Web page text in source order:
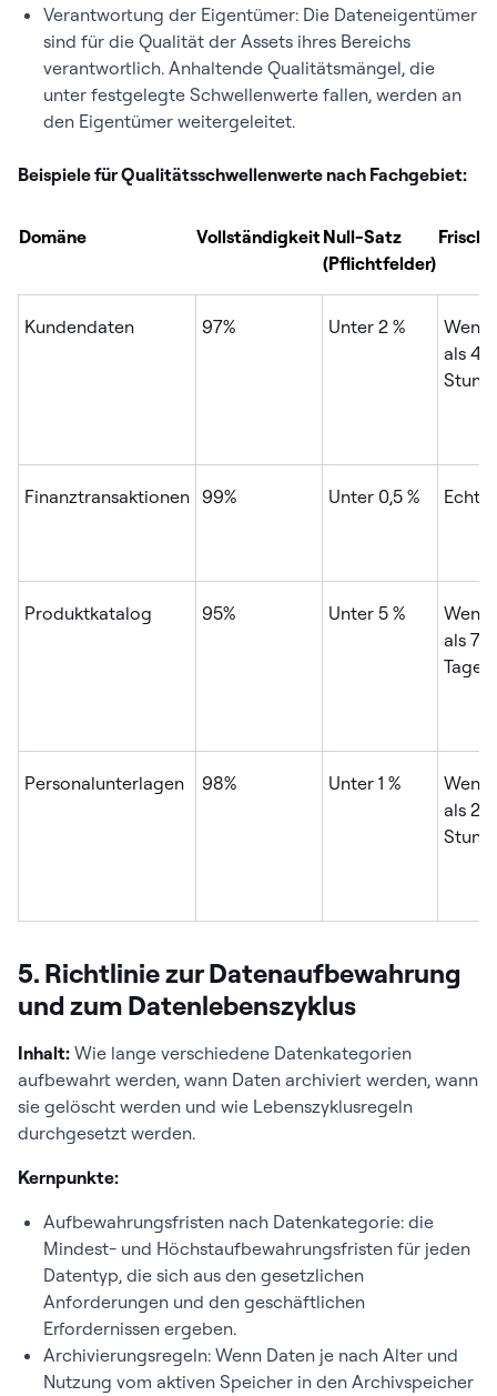
Verantwortung der Eigentümer: Die Dateneigentümer
sind für die Qualität der Assets ihres Bereichs
verantwortlich. Anhaltende Qualitätsmängel, die
unter festgelegte Schwellenwerte fallen, werden an
den Eigentümer weitergeleitet.
Beispiele für Qualitätsschwellenwerte nach Fachgebiet:
Domäne VollständigkeitNull-Satz
(Pflichtfelder)
Frische
Kundendaten 97% Unter 2 %
als 48
Finanztransaktionen 99% Unter 0,5 %
Produktkatalog 95% Unter 5 %
als 7
Tage
Personalunterlagen 98% Unter 1 %
als 24
5. Richtlinie zur Datenaufbewahrung
und zum Datenlebenszyklus
Inhalt: Wie lange verschiedene Datenkategorien
aufbewahrt werden, wann Daten archiviert werden, wann
sie gelöscht werden und wie Lebenszyklusregeln
durchgesetzt werden.
Kernpunkte:
Aufbewahrungsfristen nach Datenkategorie: die
Mindest- und Höchstaufbewahrungsfristen für jeden
Datentyp, die sich aus den gesetzlichen
Anforderungen und den geschäftlichen
Erfordernissen ergeben.
Archivierungsregeln: Wenn Daten je nach Alter und
Nutzung vom aktiven Speicher in den Archivspeicher